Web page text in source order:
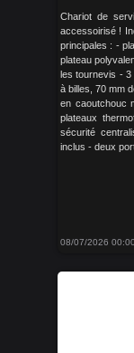
Chariot de
accessoirisé !
principales : -
plateau
les tournevis - 3
à billes, 70 mm
en caoutchouc
plateaux
sécurité
inclus - deux
08/07/2026 00:00